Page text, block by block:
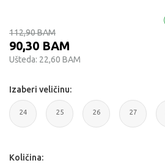
112,90BAM
90,30 BAM
Ušteda: 22,60 BAM
Izaberi veličinu:
24 25 26 27
Količina: